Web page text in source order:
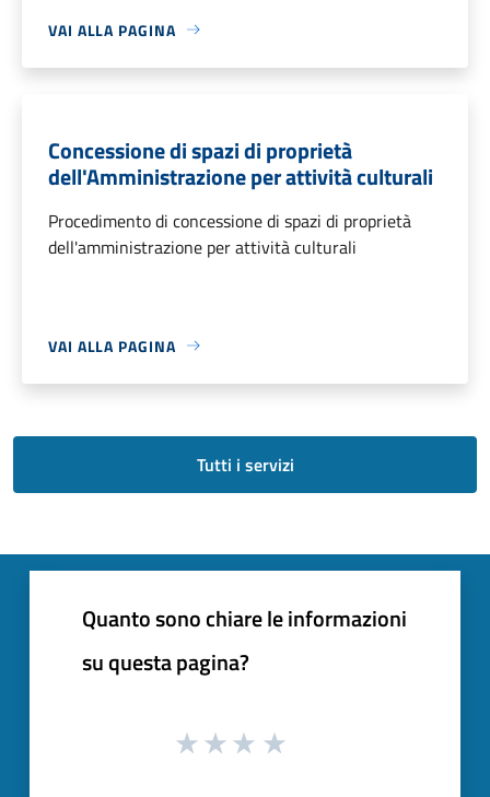
VAI ALLA PAGINA
Concessione di spazi di proprietà
dell'Amministrazione per attività culturali
Procedimento di concessione di spazi di proprietà
dell'amministrazione per attività culturali
VAI ALLA PAGINA
Tutti i servizi
Quanto sono chiare le informazioni
su questa pagina?